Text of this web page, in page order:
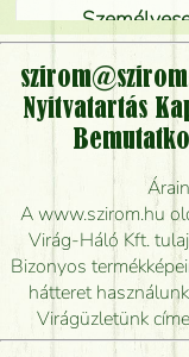
virágcsokrot,
Meddig
Mennyire
mikor
Vörös
Nyitvatartás
A www.szirom.hu
Virág-Háló Kft.
Bizonyos
hátteret
Virágüzletünk